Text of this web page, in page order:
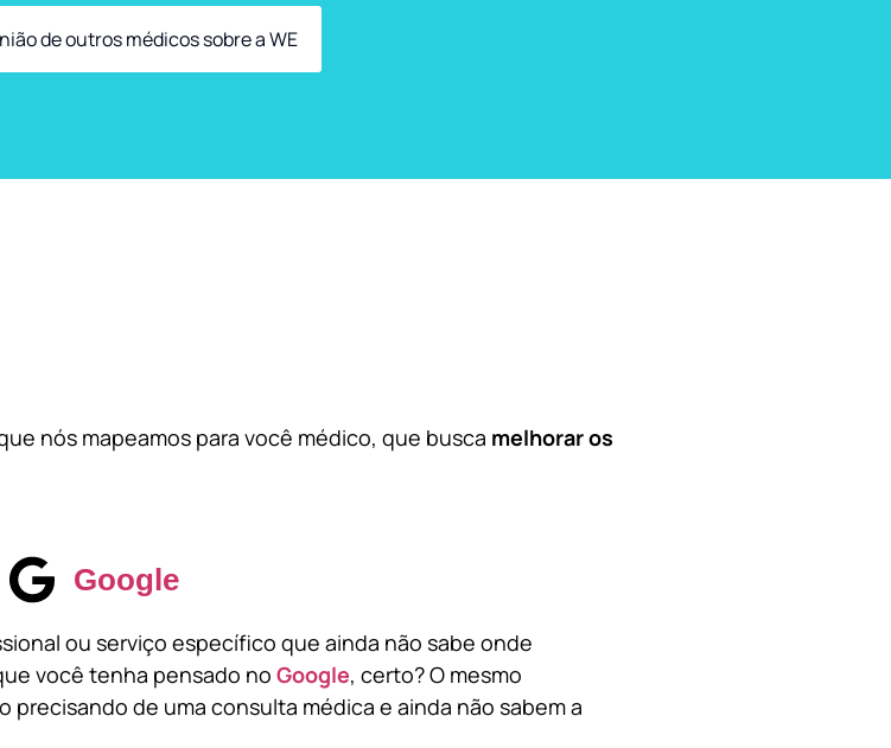
de outros médicos sobre a WE
nós mapeamos para você médico, que busca melhorar os
Google
ou serviço específico que ainda não sabe onde
você tenha pensado no Google, certo? O mesmo
de uma consulta médica e ainda não sabem a